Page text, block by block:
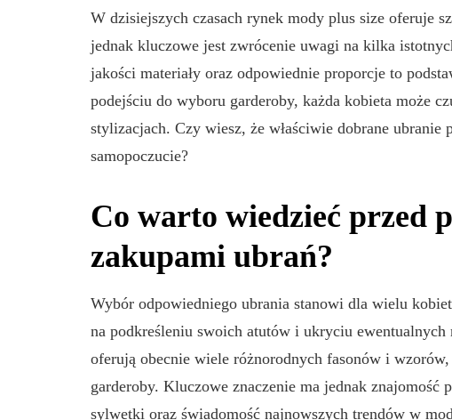
W dzisiejszych czasach rynek mody plus size oferuje
jednak kluczowe jest zwrócenie uwagi na kilka
jakości materiały oraz odpowiednie proporcje to
podejściu do wyboru garderoby, każda kobieta może
stylizacjach. Czy wiesz, że właściwie dobrane ubranie
samopoczucie?
Co warto wiedzieć przed
zakupami ubrań?
Wybór odpowiedniego ubrania stanowi dla wielu
na podkreśleniu swoich atutów i ukryciu
oferują obecnie wiele różnorodnych fasonów i
garderoby. Kluczowe znaczenie ma jednak znajomość
sylwetki oraz świadomość najnowszych trendów w
ARTYKUŁ SPONSOROWANY
URODA, MODA
Naturalne sposoby
poprawę wyglądu
swoich piersi
Autor:Metropolitan 09/09/2022